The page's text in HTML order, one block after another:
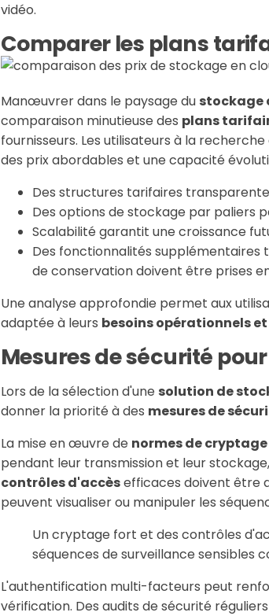
vidéo.
Comparer les plans
Manœuvrer dans le paysage du stockage
comparaison minutieuse des plans
fournisseurs. Les utilisateurs à la
des prix abordables et une capacité
Des structures tarifaires
Des options de stockage par paliers
Scalabilité garantit une croissance
Des fonctionnalités supplémentaires
de conservation doivent être prises
Une analyse approfondie permet aux
adaptée à leurs besoins opérationnels
Mesures de sécurité
Lors de la sélection d'une solution de
donner la priorité à des mesures de
La mise en œuvre de normes de
pendant leur transmission et leur
contrôles d'accèsefficaces doivent être
peuvent visualiser ou manipuler les
Un cryptage fort et des contrôles
séquences de surveillance sensibles
L'authentification multi-facteurs peut
vérification. Des audits de sécurité